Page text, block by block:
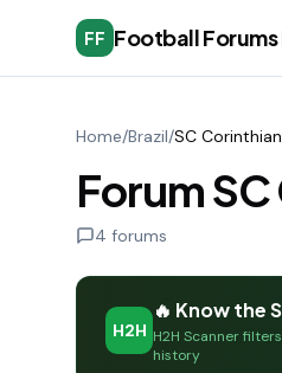
FF Football
Home/Brazil/SC
Forum
4 forums
H2H
🔥 Know the
H2H Scanner
history